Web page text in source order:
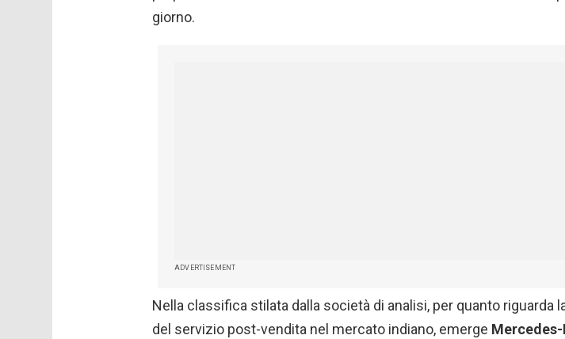
giorno.
ADVERTISEMENT
Nella classifica stilata dalla società di analisi, per quanto riguarda
del servizio post-vendita nel mercato indiano, emerge Mercedes-